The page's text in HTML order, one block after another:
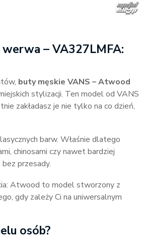
– VA327LMFA:
buty męskie VANS – Atwood
stylizacji. Ten model od VANS
zakładasz je nie tylko na co dzień,
barw. Właśnie dlatego
chinosami czy nawet bardziej
przesady.
Atwood to model stworzony z
gdy zależy Ci na uniwersalnym
osób?